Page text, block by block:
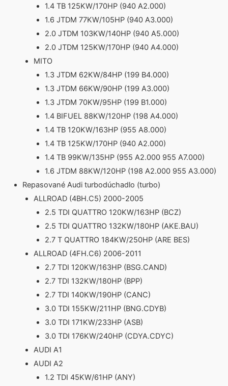
1.4 TB 125KW/170HP (940 A2.000)
1.6 JTDM 77KW/105HP (940 A3.000)
2.0 JTDM 103KW/140HP (940 A5.000)
2.0 JTDM 125KW/170HP (940 A4.000)
MITO
1.3 JTDM 62KW/84HP (199 B4.000)
1.3 JTDM 66KW/90HP (199 A3.000)
1.3 JTDM 70KW/95HP (199 B1.000)
1.4 BIFUEL 88KW/120HP (198 A4.000)
1.4 TB 120KW/163HP (955 A8.000)
1.4 TB 125KW/170HP (940 A2.000)
1.4 TB 99KW/135HP (955 A2.000 955 A7.000)
1.6 JTDM 88KW/120HP (198 A2.000 955 A3.000)
Repasované Audi turbodúchadlo (turbo)
ALLROAD (4BH.C5) 2000-2005
2.5 TDI QUATTRO 120KW/163HP (BCZ)
2.5 TDI QUATTRO 132KW/180HP (AKE.BAU)
2.7 T QUATTRO 184KW/250HP (ARE BES)
ALLROAD (4FH.C6) 2006-2011
2.7 TDI 120KW/163HP (BSG.CAND)
2.7 TDI 132KW/180HP (BPP)
2.7 TDI 140KW/190HP (CANC)
3.0 TDI 155KW/211HP (BNG.CDYB)
3.0 TDI 171KW/233HP (ASB)
3.0 TDI 176KW/240HP (CDYA.CDYC)
AUDI A1
AUDI A2
1.2 TDI 45KW/61HP (ANY)